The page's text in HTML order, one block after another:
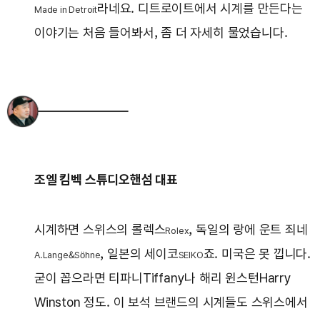
Made in Detroit라네요. 디트로이트에서 시계를 만든다는
이야기는 처음 들어봐서, 좀 더 자세히 물었습니다.
조엘 킴벡 스튜디오핸섬 대표
시계하면 스위스의 롤렉스Rolex, 독일의 랑에 운트 죄네
A.Lange&Söhne, 일본의 세이코SEIKO죠. 미국은 못 낍니다.
굳이 꼽으라면 티파니Tiffany나 해리 윈스턴Harry
Winston 정도. 이 보석 브랜드의 시계들도 스위스에서